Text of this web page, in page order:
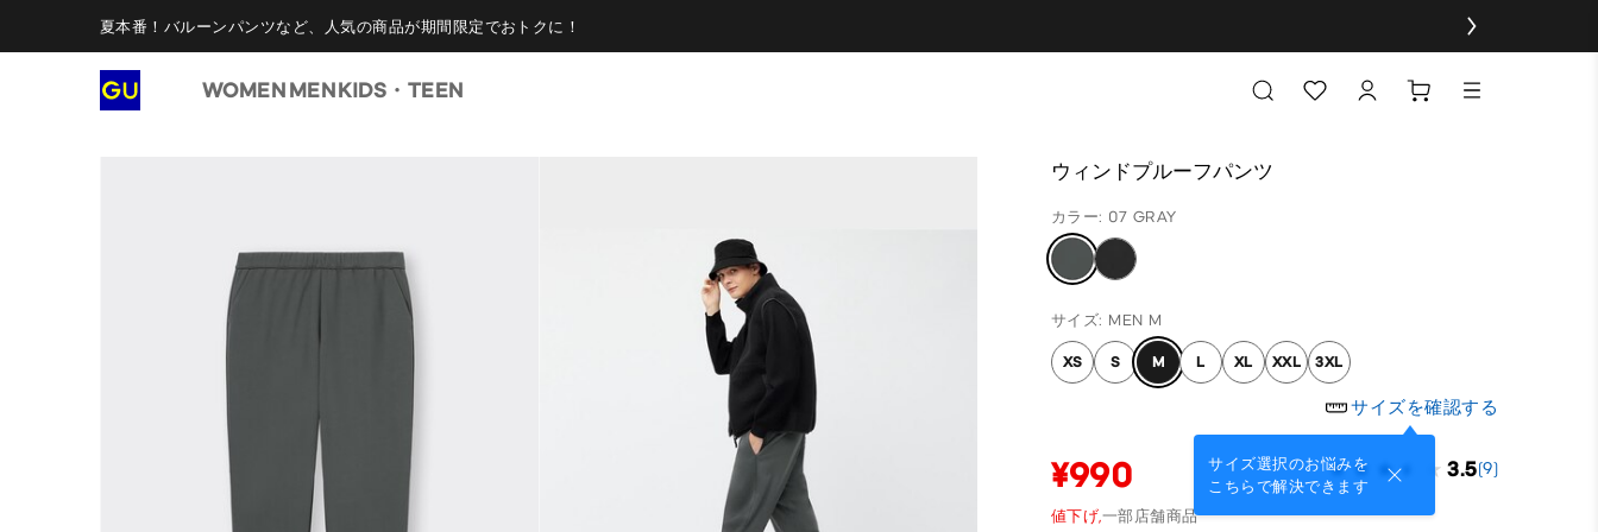
夏本番！バルーンパンツなど、人気の商品が期間限定でおトクに！
WOMEN MENKIDS・TEEN
ウィンドプルーフパンツ
カラー: 07 GRAY
サイズ: MEN M
XS S M L XL XXL 3XL
サイズを確認する
サイズ選択のお悩みを
こちらで解決できます
¥990 3.5(9)
値下げ,一部店舗商品